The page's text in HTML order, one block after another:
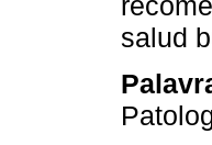
salud